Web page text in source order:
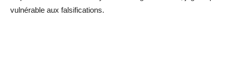
vulnérable aux falsifications.